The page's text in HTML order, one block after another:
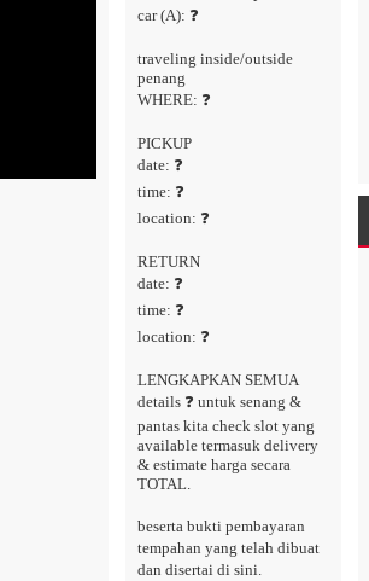
car (A): ❓
traveling inside/outside
penang
WHERE: ❓
PICKUP
date: ❓
time: ❓
location: ❓
RETURN
date: ❓
time: ❓
location: ❓
LENGKAPKAN SEMUA
details ❓ untuk senang &
pantas kita check slot yang
available termasuk delivery
& estimate harga secara
TOTAL.
beserta bukti pembayaran
tempahan yang telah dibuat
dan disertai di sini.